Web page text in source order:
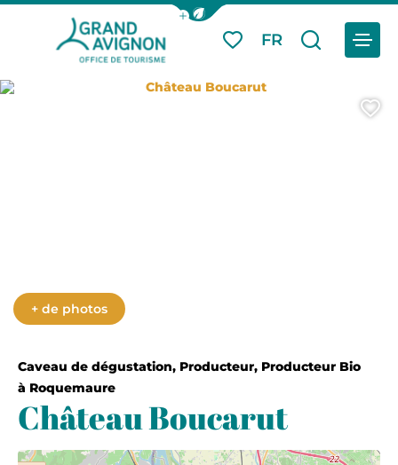
Afficher la barre de navigation du
Grand Avignon Tourisme
Mes favoris
FR
Je
Menu
Caveau de dégustation, Producteur, Producteur Bio
à Roquemaure
Château Boucarut
Château Boucarut
+ de photos